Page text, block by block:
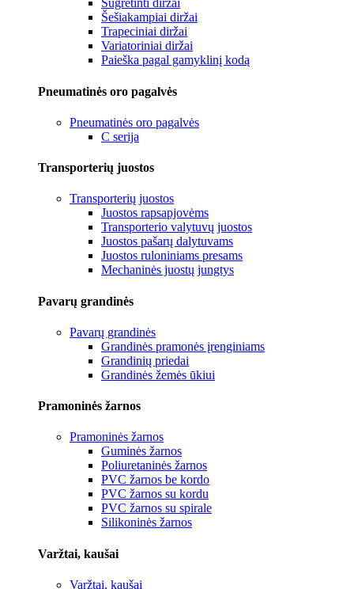
Sugretinti diržai
Šešiakampiai diržai
Trapeciniai diržai
Variatoriniai diržai
Paieška pagal gamyklinį kodą
Pneumatinės oro pagalvės
Pneumatinės oro pagalvės
C serija
Transporterių juostos
Transporterių juostos
Juostos rapsapjovėms
Transporterio valytuvų juostos
Juostos pašarų dalytuvams
Juostos ruloniniams presams
Mechaninės juostų jungtys
Pavarų grandinės
Pavarų grandinės
Grandinės pramonės įrenginiams
Grandinių priedai
Grandinės žemės ūkiui
Pramoninės žarnos
Pramoninės žarnos
Guminės žarnos
Poliuretaninės žarnos
PVC žarnos be kordo
PVC žarnos su kordu
PVC žarnos su spirale
Silikoninės žarnos
Varžtai, kaušai
Varžtai, kaušai